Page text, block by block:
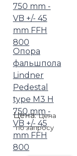
Опора
фальшпола
Lindner
Pedestal
type M3 H
750 mm -
VB +/- 45
mm FFH
800
Цена:Цена
по запросу